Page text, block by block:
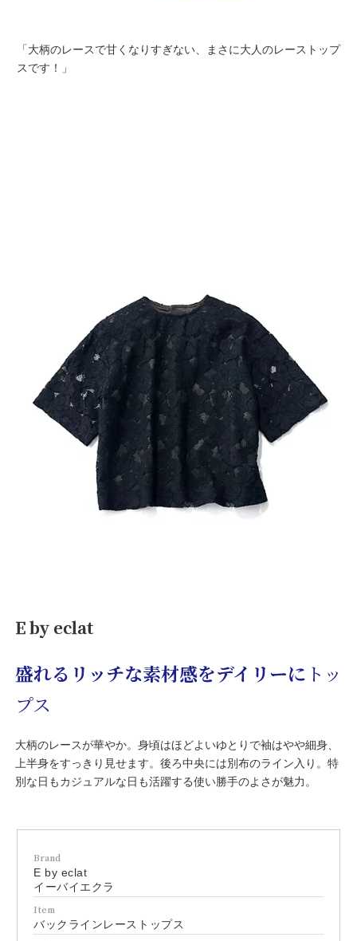
「大柄のレースで甘くなりすぎない、まさに大人のレーストップ
スです！」
E by eclat
盛れるリッチな素材感をデイリーに トッ
プス
大柄のレースが華やか。身頃はほどよいゆとりで袖はやや細身、
上半身をすっきり見せます。後ろ中央には別布のライン入り。特
別な日もカジュアルな日も活躍する使い勝手のよさが魅力。
Brand
E by eclat
イーバイエクラ
Item
バックラインレーストップス